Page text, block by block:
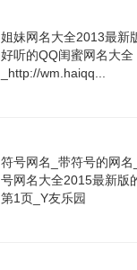
姐妹网名大全2013最新
好听的QQ闺蜜网名大全
_http://wm.haiqq...
符号网名_带符号的网名
号网名大全2015最新版
第1页_Y友乐园